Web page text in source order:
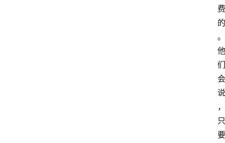
费
的
。
他
们
会
说
，
只
要